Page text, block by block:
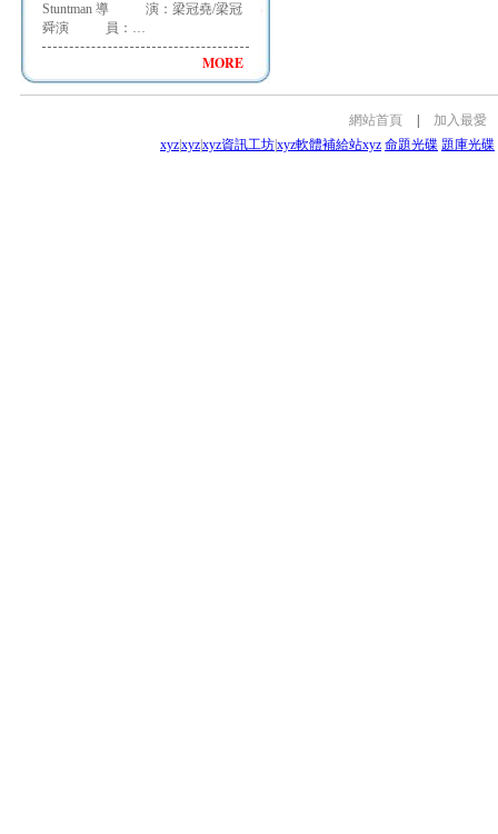
Stuntman 導 演：梁冠堯/梁冠
舜演 員：…
MORE
網站首頁
加入最愛
xyzxyzxyz資訊工坊xyz軟體補給站xyz 命題光碟 題庫光碟